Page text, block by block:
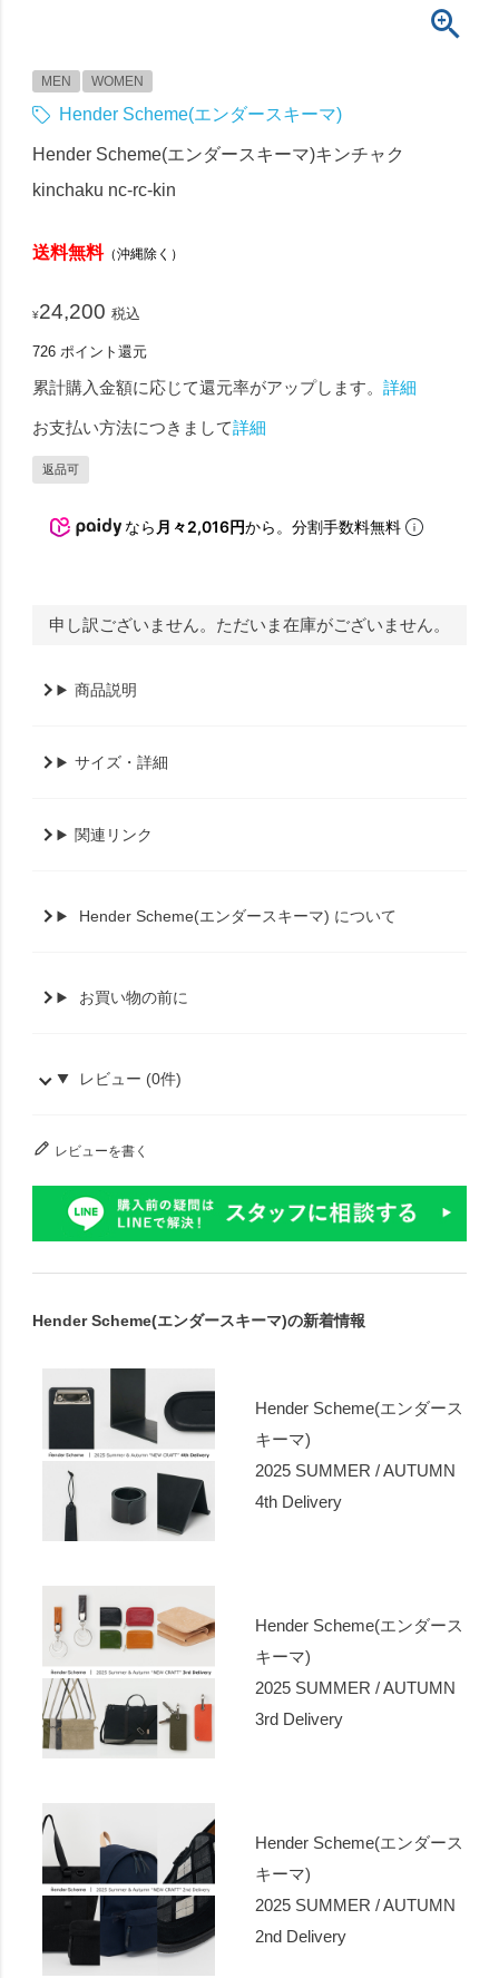
MEN WOMEN
Hender Scheme(エンダースキーマ)
Hender Scheme(エンダースキーマ)キンチャク
kinchaku nc-rc-kin
送料無料（沖縄除く）
¥24,200 税込
726 ポイント還元
累計購入金額に応じて還元率がアップします。詳細
お支払い方法につきまして詳細
返品可
なら 月々2,016円から。分割手数料無料
申し訳ございません。ただいま在庫がございません。
商品説明
サイズ・詳細
関連リンク
Hender Scheme(エンダースキーマ) について
お買い物の前に
レビュー (0件)
レビューを書く
Hender Scheme(エンダースキーマ)の新着情報
Hender Scheme(エンダース
キーマ)
2025 SUMMER / AUTUMN
4th Delivery
Hender Scheme(エンダース
キーマ)
2025 SUMMER / AUTUMN
3rd Delivery
Hender Scheme(エンダース
キーマ)
2025 SUMMER / AUTUMN
2nd Delivery